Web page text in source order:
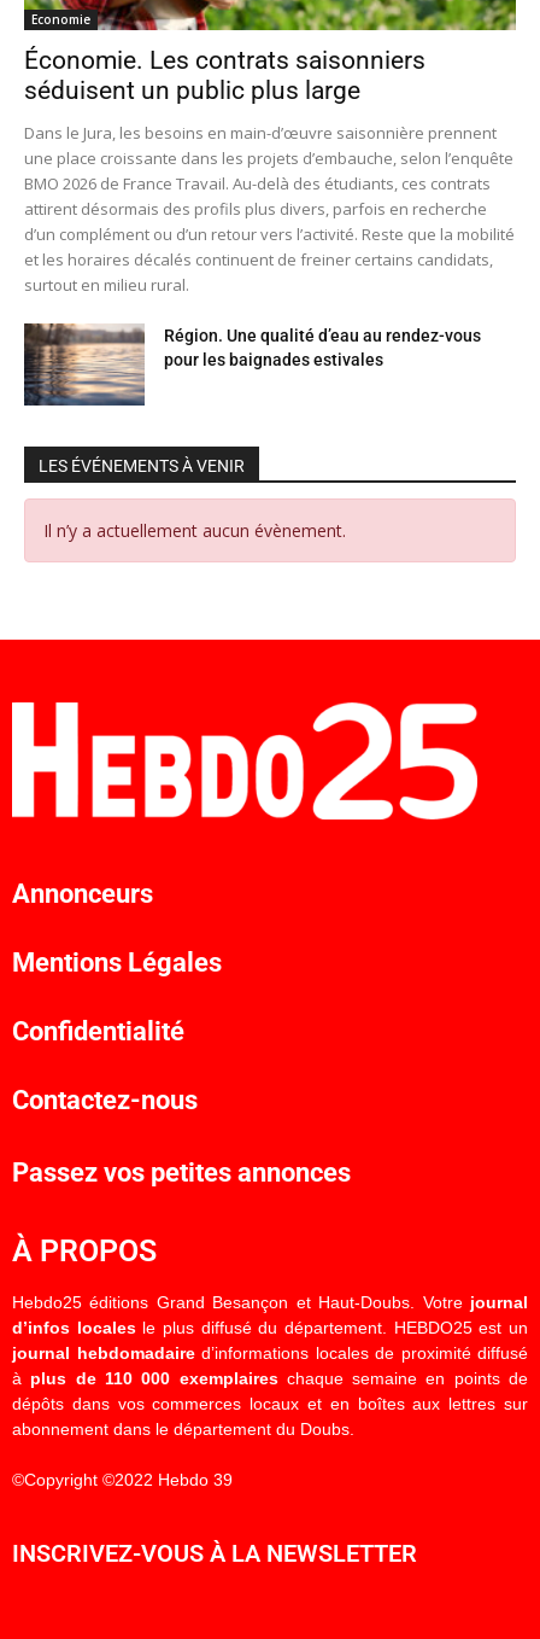
Economie
Économie. Les contrats saisonniers
séduisent un public plus large
Dans le Jura, les besoins en main-d’œuvre saisonnière prennent
une place croissante dans les projets d’embauche, selon l’enquête
BMO 2026 de France Travail. Au-delà des étudiants, ces contrats
attirent désormais des profils plus divers, parfois en recherche
d’un complément ou d’un retour vers l’activité. Reste que la mobilité
et les horaires décalés continuent de freiner certains candidats,
surtout en milieu rural.
Région. Une qualité d’eau au rendez-vous
pour les baignades estivales
LES ÉVÉNEMENTS À VENIR
Il n’y a actuellement aucun évènement.
Annonceurs
Mentions Légales
Confidentialité
Contactez-nous
Passez vos petites annonces
À PROPOS
Hebdo25 éditions Grand Besançon et Haut-Doubs. Votre journal
d’infos localesle plus diffusé du département. HEBDO25 est un
journal hebdomadaired’informations locales de proximité diffusé
à plus de 110 000 exemplaireschaque semaine en points de
dépôts dans vos commerces locaux et en boîtes aux lettres sur
abonnement dans le département du Doubs.
©Copyright ©2022 Hebdo 39
INSCRIVEZ-VOUS À LA NEWSLETTER